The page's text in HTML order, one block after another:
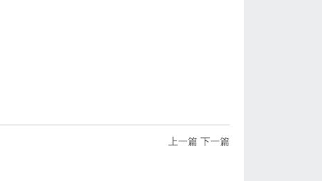
上一篇 下一篇